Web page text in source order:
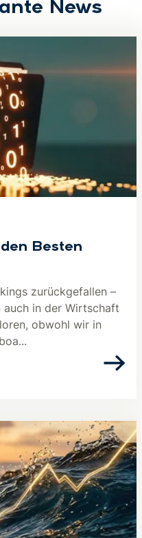
News
Besten
zurückgefallen –
auch in der Wirtschaft
obwohl wir in